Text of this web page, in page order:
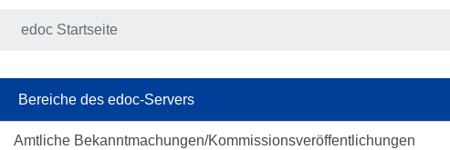
edoc Startseite
Bereiche des edoc-Servers
Amtliche Bekanntmachungen/Kommissionsveröffentlichungen